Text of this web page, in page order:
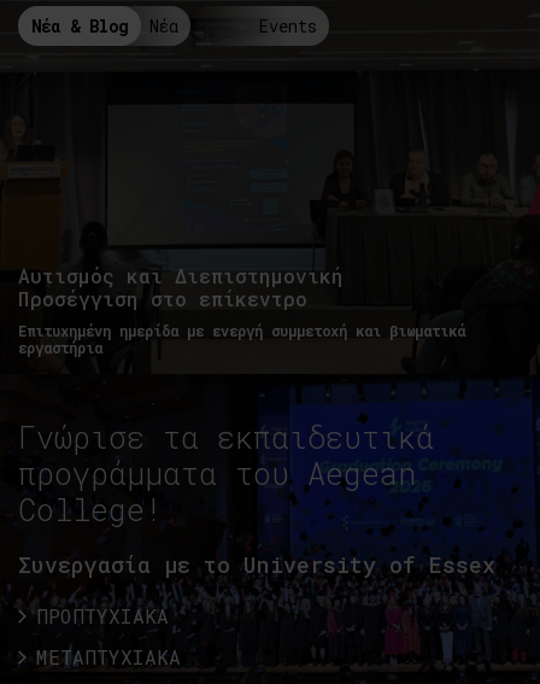
Νέα & Blog Νέα Events
Αυτισμός και Διεπιστημονική
Προσέγγιση στο επίκεντρο
Επιτυχημένη ημερίδα με ενεργή συμμετοχή και βιωματικά
εργαστήρια
Γνώρισε τα εκπαιδευτικά
προγράμματα του Aegean
College!
Συνεργασία με το University of Essex
ΠΡΟΠΤΥΧΙΑΚΑ
ΜΕΤΑΠΤΥΧΙΑΚΑ